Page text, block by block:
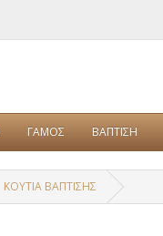
ΓΑΜΟΣ ΒΑΠΤΙΣΗ
ΚΟΥΤΙΑ ΒΑΠΤΙΣΗΣ